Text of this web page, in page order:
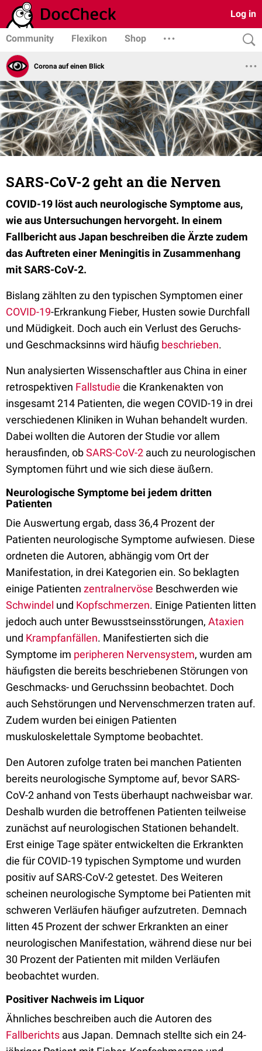
Log in
Community Flexikon Shop
Corona auf einen Blick
SARS-CoV-2 geht an die Nerven
COVID-19 löst auch neurologische Symptome aus,
wie aus Untersuchungen hervorgeht. In einem
Fallbericht aus Japan beschreiben die Ärzte zudem
das Auftreten einer Meningitis in Zusammenhang
mit SARS-CoV-2.
Bislang zählten zu den typischen Symptomen einer
COVID-19-Erkrankung Fieber, Husten sowie Durchfall
und Müdigkeit. Doch auch ein Verlust des Geruchs-
und Geschmacksinns wird häufig beschrieben.
Nun analysierten Wissenschaftler aus China in einer
retrospektiven Fallstudie die Krankenakten von
insgesamt 214 Patienten, die wegen COVID-19 in drei
verschiedenen Kliniken in Wuhan behandelt wurden.
Dabei wollten die Autoren der Studie vor allem
herausfinden, obSARS-CoV-2 auch zu neurologischen
Symptomen führt und wie sich diese äußern.
Neurologische Symptome bei jedem dritten
Patienten
Die Auswertung ergab, dass 36,4 Prozent der
Patienten neurologische Symptome aufwiesen. Diese
ordneten die Autoren, abhängig vom Ort der
Manifestation, in drei Kategorien ein. So beklagten
einige Patienten zentralnervöse Beschwerden wie
Schwindel und Kopfschmerzen. Einige Patienten litten
jedoch auch unter Bewusstseinsstörungen, Ataxien
und Krampfanfällen. Manifestierten sich die
Symptome im peripheren Nervensystem, wurden am
häufigsten die bereits beschriebenen Störungen von
Geschmacks- und Geruchssinn beobachtet. Doch
auch Sehstörungen und Nervenschmerzen traten auf.
Zudem wurden bei einigen Patienten
muskuloskelettale Symptome beobachtet.
Den Autoren zufolge traten bei manchen Patienten
bereits neurologische Symptome auf, bevor SARS-
CoV-2 anhand von Tests überhaupt nachweisbar war.
Deshalb wurden die betroffenen Patienten teilweise
zunächst auf neurologischen Stationen behandelt.
Erst einige Tage später entwickelten die Erkrankten
die für COVID-19 typischen Symptome und wurden
positiv auf SARS-CoV-2 getestet. Des Weiteren
scheinen neurologische Symptome bei Patienten mit
schweren Verläufen häufiger aufzutreten. Demnach
litten 45 Prozent der schwer Erkrankten an einer
neurologischen Manifestation, während diese nur bei
30 Prozent der Patienten mit milden Verläufen
beobachtet wurden.
Positiver Nachweis im Liquor
Ähnliches beschreiben auch die Autoren des
Fallberichts aus Japan. Demnach stellte sich ein 24-